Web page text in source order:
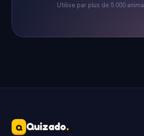
Utilise par plus de 5 000
Q Quizado.